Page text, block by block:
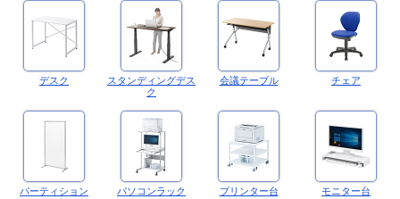
デスク
スタンディングデス
ク
会議テーブル チェア
パーティション パソコンラック プリンター台 モニター台